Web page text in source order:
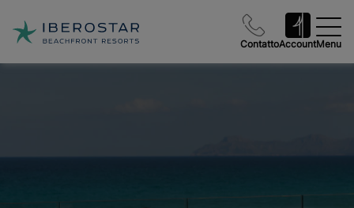
ContattoAccountMenu